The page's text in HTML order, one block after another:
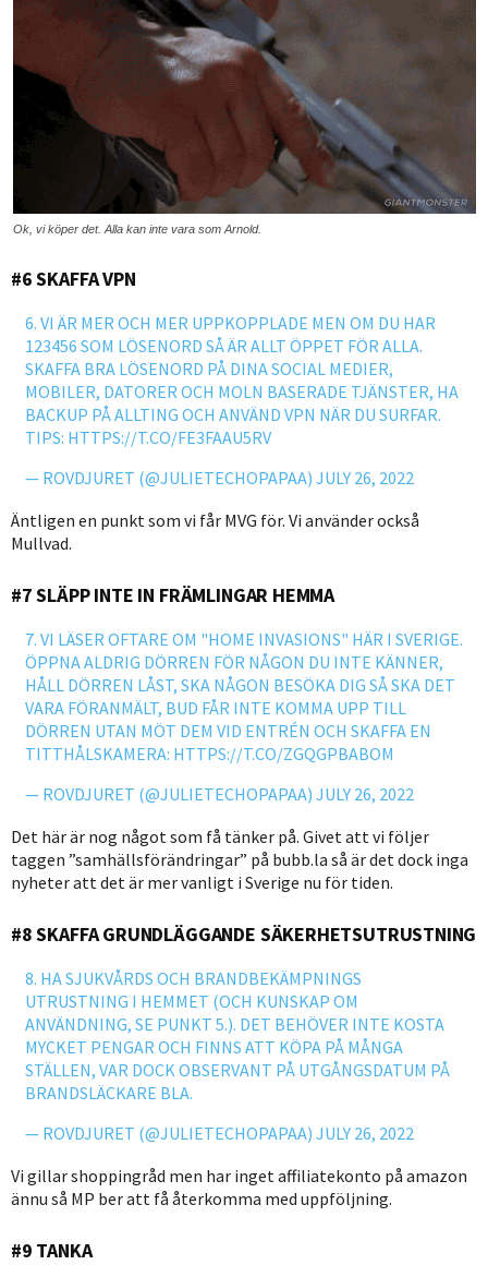
Ok, vi köper det. Alla kan inte vara som Arnold.
#6 SKAFFA VPN
6. VI ÄR MER OCH MER UPPKOPPLADE MEN OM DU HAR
123456 SOM LÖSENORD SÅ ÄR ALLT ÖPPET FÖR ALLA.
SKAFFA BRA LÖSENORD PÅ DINA SOCIAL MEDIER,
MOBILER, DATORER OCH MOLN BASERADE TJÄNSTER, HA
BACKUP PÅ ALLTING OCH ANVÄND VPN NÄR DU SURFAR.
TIPS: HTTPS://T.CO/FE3FAAU5RV
— ROVDJURET (@JULIETECHOPAPAA) JULY 26, 2022
Äntligen en punkt som vi får MVG för. Vi använder också
Mullvad.
#7 SLÄPP INTE IN FRÄMLINGAR HEMMA
7. VI LÄSER OFTARE OM "HOME INVASIONS" HÄR I SVERIGE.
ÖPPNA ALDRIG DÖRREN FÖR NÅGON DU INTE KÄNNER,
HÅLL DÖRREN LÅST, SKA NÅGON BESÖKA DIG SÅ SKA DET
VARA FÖRANMÄLT, BUD FÅR INTE KOMMA UPP TILL
DÖRREN UTAN MÖT DEM VID ENTRÉN OCH SKAFFA EN
TITTHÅLSKAMERA: HTTPS://T.CO/ZGQGPBABOM
— ROVDJURET (@JULIETECHOPAPAA) JULY 26, 2022
Det här är nog något som få tänker på. Givet att vi följer
taggen ”samhällsförändringar” på bubb.la så är det dock inga
nyheter att det är mer vanligt i Sverige nu för tiden.
#8 SKAFFA GRUNDLÄGGANDE SÄKERHETSUTRUSTNING
8. HA SJUKVÅRDS OCH BRANDBEKÄMPNINGS
UTRUSTNING I HEMMET (OCH KUNSKAP OM
ANVÄNDNING, SE PUNKT 5.). DET BEHÖVER INTE KOSTA
MYCKET PENGAR OCH FINNS ATT KÖPA PÅ MÅNGA
STÄLLEN, VAR DOCK OBSERVANT PÅ UTGÅNGSDATUM PÅ
BRANDSLÄCKARE BLA.
— ROVDJURET (@JULIETECHOPAPAA) JULY 26, 2022
Vi gillar shoppingråd men har inget affiliatekonto på amazon
ännu så MP ber att få återkomma med uppföljning.
#9 TANKA